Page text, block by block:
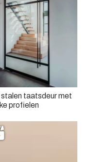
stalen taatsdeur met
profielen